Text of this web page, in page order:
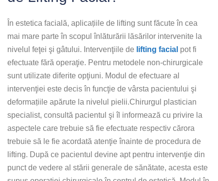
În estetica facială, aplicațiile de lifting sunt făcute în cea
mai mare parte în scopul înlăturării lăsărilor intervenite la
nivelul feţei şi gâtului. Intervenţiile de lifting facial pot fi
efectuate fără operaţie. Pentru metodele non-chirurgicale
sunt utilizate diferite opţiuni. Modul de efectuare al
intervenţiei este decis în funcţie de vârsta pacientului şi
deformațiile apărute la nivelul pielii.Chirurgul plastician
specialist, consultă pacientul şi îl informează cu privire la
aspectele care trebuie să fie efectuate respectiv cărora
trebuie să le fie acordată atenţie înainte de procedura de
lifting. După ce pacientul devine apt pentru intervenţie din
punct de vedere al stării generale de sănătate, acesta este